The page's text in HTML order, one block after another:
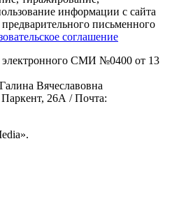
информации с сайта
письменного
соглашение
электронного СМИ №0400 от 13
Вячеславовна
26А / Почта: